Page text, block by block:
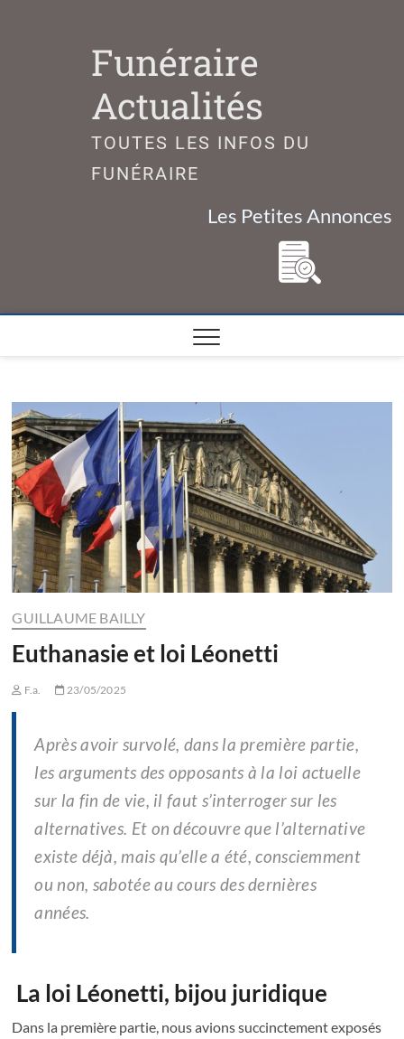
Funéraire
Actualités
TOUTES LES INFOS DU
FUNÉRAIRE
Les Petites Annonces
GUILLAUME BAILLY
Euthanasie et loi Léonetti
F.a. 23/05/2025
Après avoir survolé, dans la première partie,
les arguments des opposants à la loi actuelle
sur la fin de vie, il faut s’interroger sur les
alternatives. Et on découvre que l’alternative
existe déjà, mais qu’elle a été, consciemment
ou non, sabotée au cours des dernières
années.
La loi Léonetti, bijou juridique
Dans la première partie, nous avions succinctement exposés